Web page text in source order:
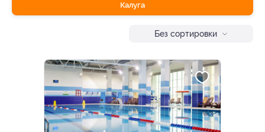
Калуга
Без сортировки